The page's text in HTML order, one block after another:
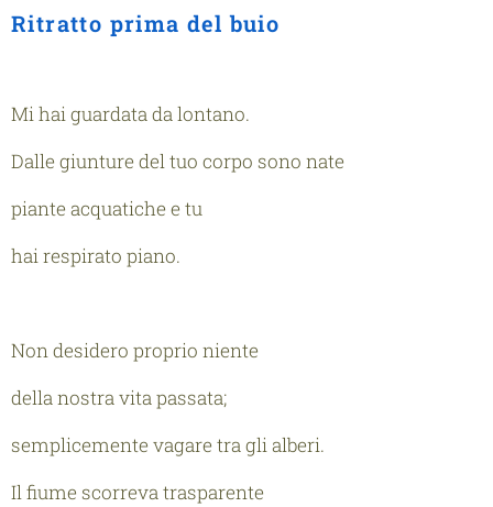
Ritratto prima del buio
Mi hai guardata da lontano.
Dalle giunture del tuo corpo sono nate
piante acquatiche e tu
hai respirato piano.
Non desidero proprio niente
della nostra vita passata;
semplicemente vagare tra gli alberi.
Il fiume scorreva trasparente